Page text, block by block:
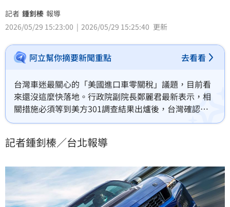
記者 鍾釗榛 報導
2026/05/29 15:23:00
2026/05/29 15:25:40 更新
阿立幫你摘要新聞重點 去看看
台灣車迷最關心的「美國進口車零關稅」議題，目前看
來還沒這麼快落地。行政院副院長鄭麗君最新表示，相
關措施必須等到美方301調查結果出爐後，台灣確認取
得優惠待遇，行政院才會把台美對等貿易協定（ART）
記者鍾釗榛／台北報導